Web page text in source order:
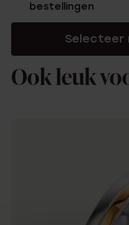
bestellingen
Selecteer
Ook leuk